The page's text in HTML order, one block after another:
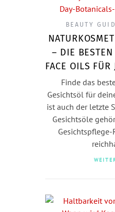
BEAUTY
– DIE
FACE OILS FÜR
Finde das
Gesichtsöl für
ist auch der letzte
Gesichtsöle